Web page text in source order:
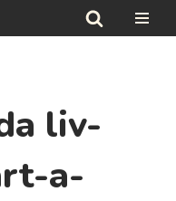
liv-
a-